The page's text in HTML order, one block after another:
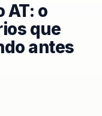
AT: o
que
antes